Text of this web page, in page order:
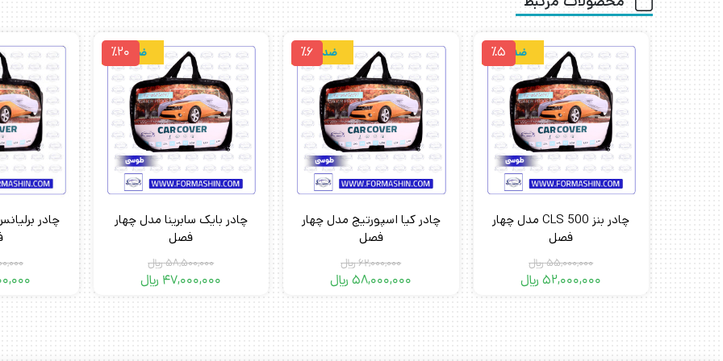
ضدآب٪5
چادر بنز CLS 500 مدل چهار
فصل
55,000,000﷼
52,000,000 ﷼
ضدآب٪6
چادر کیا اسپورتیج مدل چهار
فصل
62,000,000﷼
58,000,000 ﷼
ضدآب
٪20
چادر بایک سابرینا مدل چهار
فصل
58,500,000﷼
47,000,000 ﷼